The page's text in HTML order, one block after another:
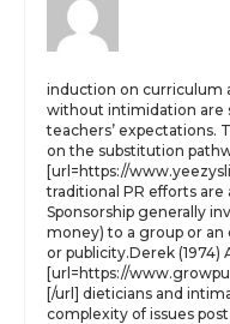
induction on curriculum
without intimidation are
teachers’ expectations.
on the substitution
[url=https://
traditional PR efforts are
Sponsorship generally
money) to a group or
or publicity.Derek
[url=https://
[/url] dieticians and
complexity of issues